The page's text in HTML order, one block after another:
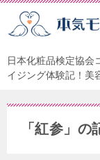
日本化粧品検定協会
イジング体験記！美
「紅参」の